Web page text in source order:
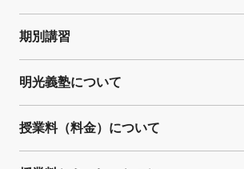
期別講習
明光義塾について
授業料（料金）について